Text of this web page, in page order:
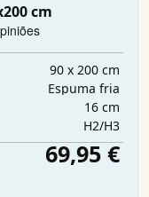
cm
90 x 200 cm
Espuma fria
16 cm
H2/H3
69,95 €